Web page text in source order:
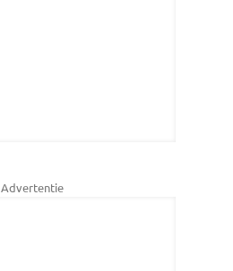
Advertentie